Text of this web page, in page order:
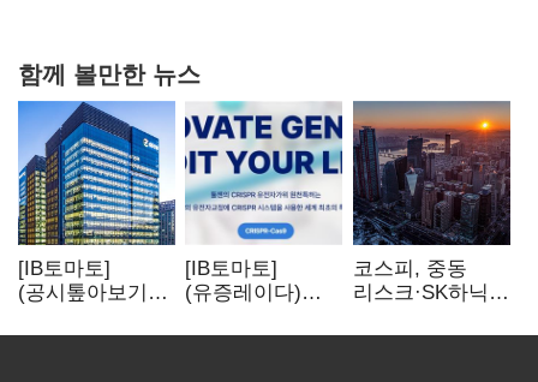
함께 볼만한 뉴스
[IB토마토]
(공시톺아보기)
바로 매출로
[IB토마토]
(유증레이다)
3분의 1 토막…
코스피, 중동
리스크·SK하닉
뒷걸음